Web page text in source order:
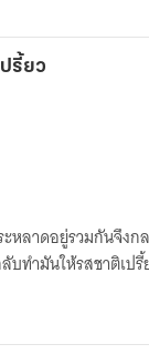
รี้ยว
หลาดอยู่รวมกันจึงก
บทำมันให้รสชาติเปรี้